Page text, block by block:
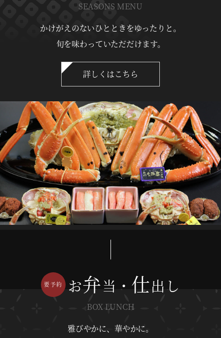
SEASONS MENU
かけがえのないひとときをゆったりと。
旬を味わっていただだけます。
詳しくはこちら
お弁当・ 仕出し
BOX LUNCH
雅びやかに、華やかに。